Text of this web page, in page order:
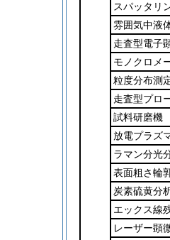
スパッタリ
雰囲気中液
走査型電子
モノクロメ
粒度分布測
走査型プロ
試料研磨機
放電プラズ
ラマン分光
表面粗さ輪
炭素硫黄分
エックス線
レーザー顕